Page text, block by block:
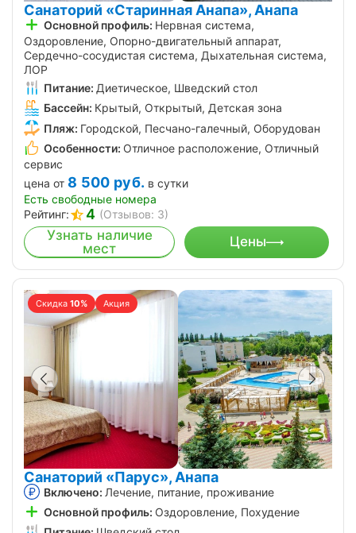
Санаторий «Старинная Анапа», Анапа
Основной профиль: Нервная система,
Оздоровление, Опорно-двигательный аппарат,
Сердечно-сосудистая система, Дыхательная система,
ЛОР
Питание: Диетическое, Шведский стол
Бассейн: Крытый, Открытый, Детская зона
Пляж: Городской, Песчано-галечный, Оборудован
Особенности: Отличное расположение, Отличный
сервис
цена от 8 500 руб. в сутки
Есть свободные номера
Рейтинг:
4 (Отзывов: 3)
Узнать наличие
мест
Цены
Скидка 10% Акция
Санаторий «Парус», Анапа
Включено: Лечение, питание, проживание
Основной профиль: Оздоровление, Похудение